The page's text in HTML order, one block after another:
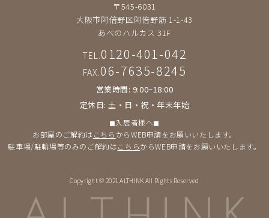
〒545-6031
大阪市阿倍野区阿倍野筋 1-1-43
あべのハルカス 31F
TEL.0120-401-042
FAX.06-7635-8245
営業時間: 9:00~18:00
定休日: 土・日・祝・年末年始
◼︎入居者様へ◼︎
お部屋のご解約は こちら からWEB申請をお願いいたします。
駐車場/駐輪場等のみのご解約はこちらからWEB申請をお願いいたします。
Copyright © 2021 ALTHINK All Rights Reserved